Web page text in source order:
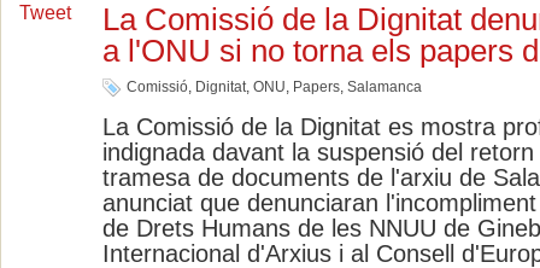
Tweet
La Comissió de la Dignitat
a l'ONU si no torna els papers
Comissió, Dignitat, ONU, Papers, Salamanca
La Comissió de la Dignitat es mostra
indignada davant la suspensió del
tramesa de documents de l'arxiu de
anunciat que denunciaran
de Drets Humans de les NNUU de
Internacional d'Arxius i al Consell